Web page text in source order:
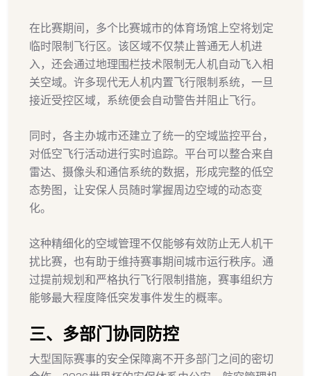
在比赛期间，多个比赛城市的体育场馆上空将划定
临时限制飞行区。该区域不仅禁止普通无人机进
入，还会通过地理围栏技术限制无人机自动飞入相
关空域。许多现代无人机内置飞行限制系统，一旦
接近受控区域，系统便会自动警告并阻止飞行。
同时，各主办城市还建立了统一的空域监控平台，
对低空飞行活动进行实时追踪。平台可以整合来自
雷达、摄像头和通信系统的数据，形成完整的低空
态势图，让安保人员随时掌握周边空域的动态变
化。
这种精细化的空域管理不仅能够有效防止无人机干
扰比赛，也有助于维持赛事期间城市运行秩序。通
过提前规划和严格执行飞行限制措施，赛事组织方
能够最大程度降低突发事件发生的概率。
三、多部门协同防控
大型国际赛事的安全保障离不开多部门之间的密切